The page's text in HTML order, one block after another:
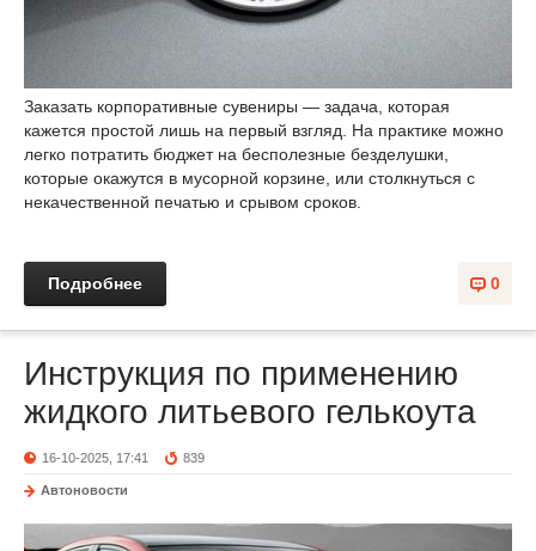
Заказать корпоративные сувениры — задача, которая
кажется простой лишь на первый взгляд. На практике можно
легко потратить бюджет на бесполезные безделушки,
которые окажутся в мусорной корзине, или столкнуться с
некачественной печатью и срывом сроков.
0
Подробнее
Инструкция по применению
жидкого литьевого гелькоута
16-10-2025, 17:41 839
Автоновости